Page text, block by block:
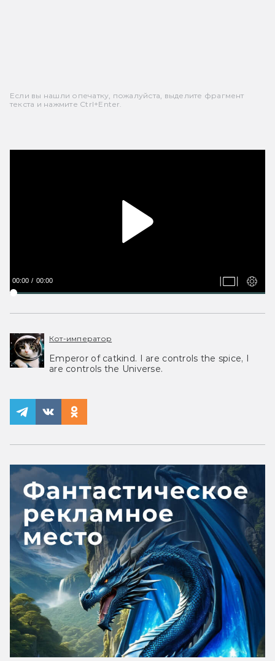
Если вы нашли опечатку, пожалуйста, выделите фрагмент
текста и нажмите Ctrl+Enter.
00:00 00:00
Кот-император
Emperor of catkind. I are controls the spice, I
are controls the Universe.